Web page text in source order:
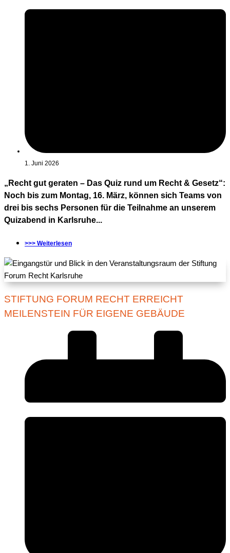
1. Juni 2026
„Recht gut geraten – Das Quiz rund um Recht & Gesetz“:
Noch bis zum Montag, 16. März, können sich Teams von
drei bis sechs Personen für die Teilnahme an unserem
Quizabend in Karlsruhe...
>>> Weiterlesen
STIFTUNG FORUM RECHT ERREICHT
MEILENSTEIN FÜR EIGENE GEBÄUDE